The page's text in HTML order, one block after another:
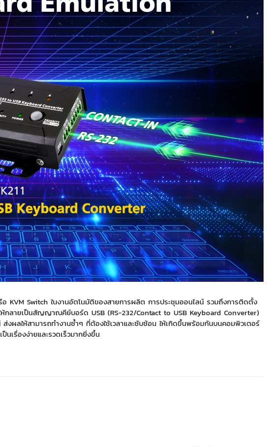
KVM Switch ในงานอัตโนมัติของสายการผลิต การประชุมออนไลน์ รวมถึงการติดตั้ง
กลายเป็นสัญญาณคีย์บอร์ด USB (RS-232/Contact to USB Keyboard Converter)
ลให้สามารถทำงานซ้ำๆ ที่ต้องใช้เวลาและซับซ้อน ให้เกิดขึ้นพร้อมกันบนคอมพิวเตอร์
นเรื่องง่ายและรวดเร็วมากยิ่งขึ้น